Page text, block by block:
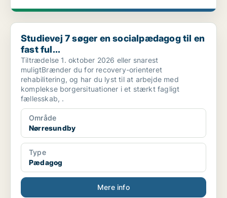
Studievej 7 søger en socialpædagog til en fast ful...
Studievej 7 søger en socialpædagog til en
fast ful...
Tiltrædelse 1. oktober 2026 eller snarest
muligtBrænder du for recovery-orienteret
rehabilitering, og har du lyst til at arbejde med
komplekse borgersituationer i et stærkt fagligt
fællesskab, .
Område
Nørresundby
Type
Pædagog
Mere info